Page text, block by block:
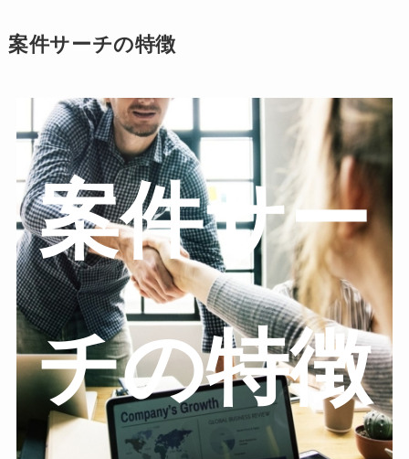
案件サーチの特徴
案件サー
チの特徴